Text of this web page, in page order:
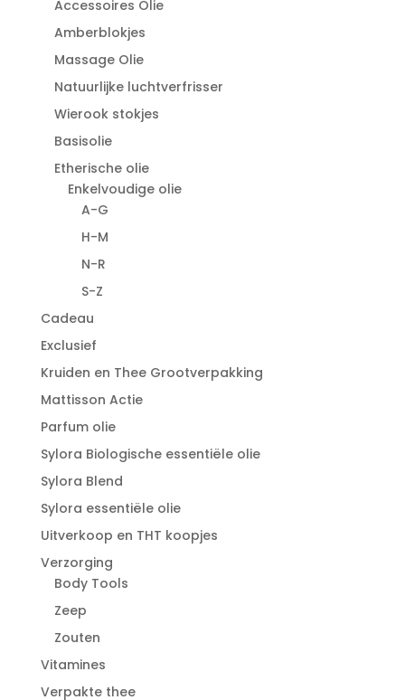
Accessoires Olie
Amberblokjes
Massage Olie
Natuurlijke luchtverfrisser
Wierook stokjes
Basisolie
Etherische olie
Enkelvoudige olie
A-G
H-M
N-R
S-Z
Cadeau
Exclusief
Kruiden en Thee Grootverpakking
Mattisson Actie
Parfum olie
Sylora Biologische essentiële olie
Sylora Blend
Sylora essentiële olie
Uitverkoop en THT koopjes
Verzorging
Body Tools
Zeep
Zouten
Vitamines
Verpakte thee